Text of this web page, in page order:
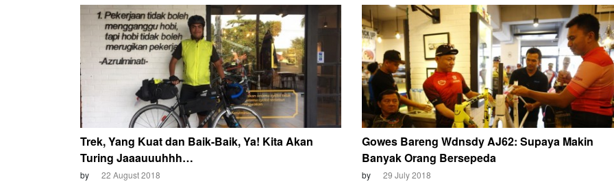
sepedanya dan konsepnya. Intinya hanya satu, ingin
berbagi hasrat bersepeda antara pemilik dengan
pengunjung. Dari cyclist, untuk cyclist! Yuk hunting, di mana
saja dan seperti apa? (mainsepeda)
aksesori maupun apparel sepeda. Komunitas sepeda
UNCC, FreedomCC, Six Pack, dan teman-teman yang
tergabung dalam Azrul Ananda School of Suffering
diberi meja untuk memajang berbagai dagangan mereka.
Trek, Yang Kuat dan Baik-Baik, Ya! Kita Akan
Turing Jaaauuuhhh…
by 22 August 2018
Gowes Bareng Wdnsdy AJ62: Supaya Makin
Banyak Orang Bersepeda
by 29 July 2018